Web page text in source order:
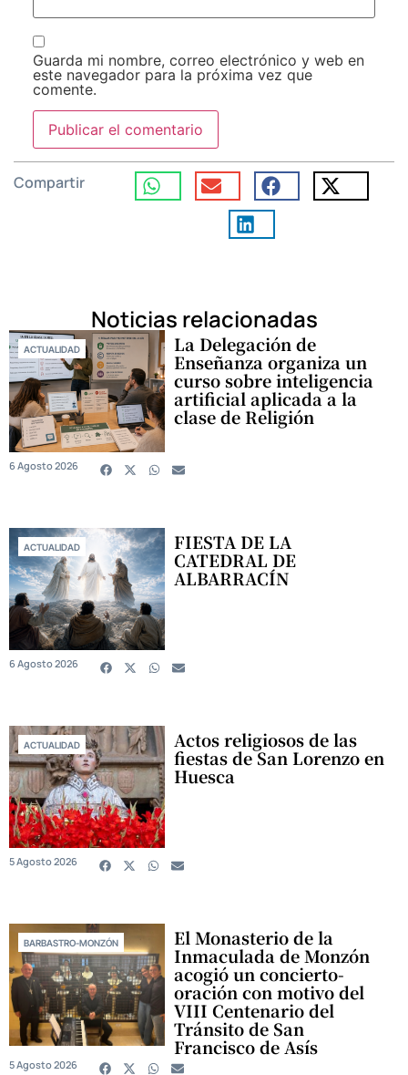
Guarda mi nombre, correo electrónico y web en
este navegador para la próxima vez que
comente.
Compartir
Noticias relacionadas
ACTUALIDAD La Delegación de
Enseñanza organiza un
curso sobre inteligencia
artificial aplicada a la
clase de Religión
6 Agosto 2026
ACTUALIDAD FIESTA DE LA
CATEDRAL DE
ALBARRACÍN
6 Agosto 2026
ACTUALIDAD Actos religiosos de las
fiestas de San Lorenzo en
Huesca
5 Agosto 2026
BARBASTRO-MONZÓN El Monasterio de la
Inmaculada de Monzón
acogió un concierto-
oración con motivo del
VIII Centenario del
Tránsito de San
Francisco de Asís
5 Agosto 2026